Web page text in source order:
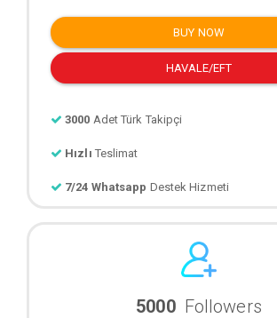
BUY NOW
HAVALE/EFT
3000 Adet Türk Takipçi
Hızlı Teslimat
7/24 Whatsapp Destek
5000 Followers